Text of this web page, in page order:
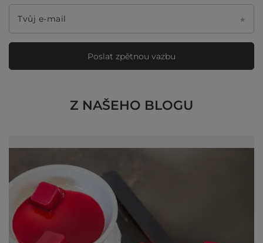
Tvůj e-mail
Poslat zpětnou vazbu
Z NAŠEHO BLOGU